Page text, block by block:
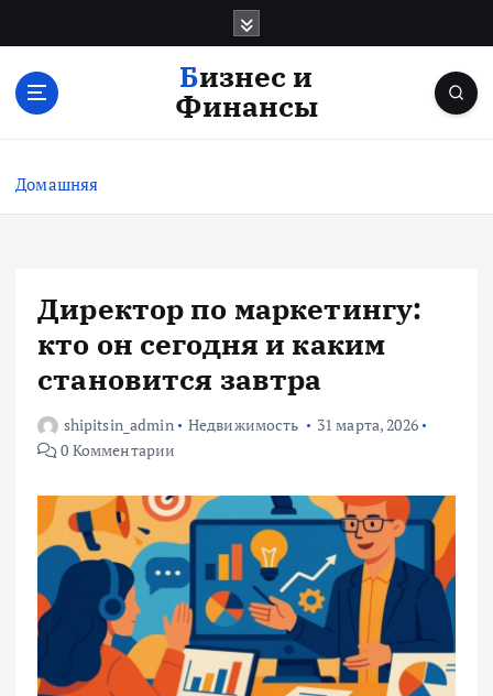
с
Бизнес и
Финансы
Домашняя
Директор по маркетингу:
кто он сегодня и каким
становится завтра
shipitsin_admin Недвижимость
31 марта, 2026
0 Комментарии